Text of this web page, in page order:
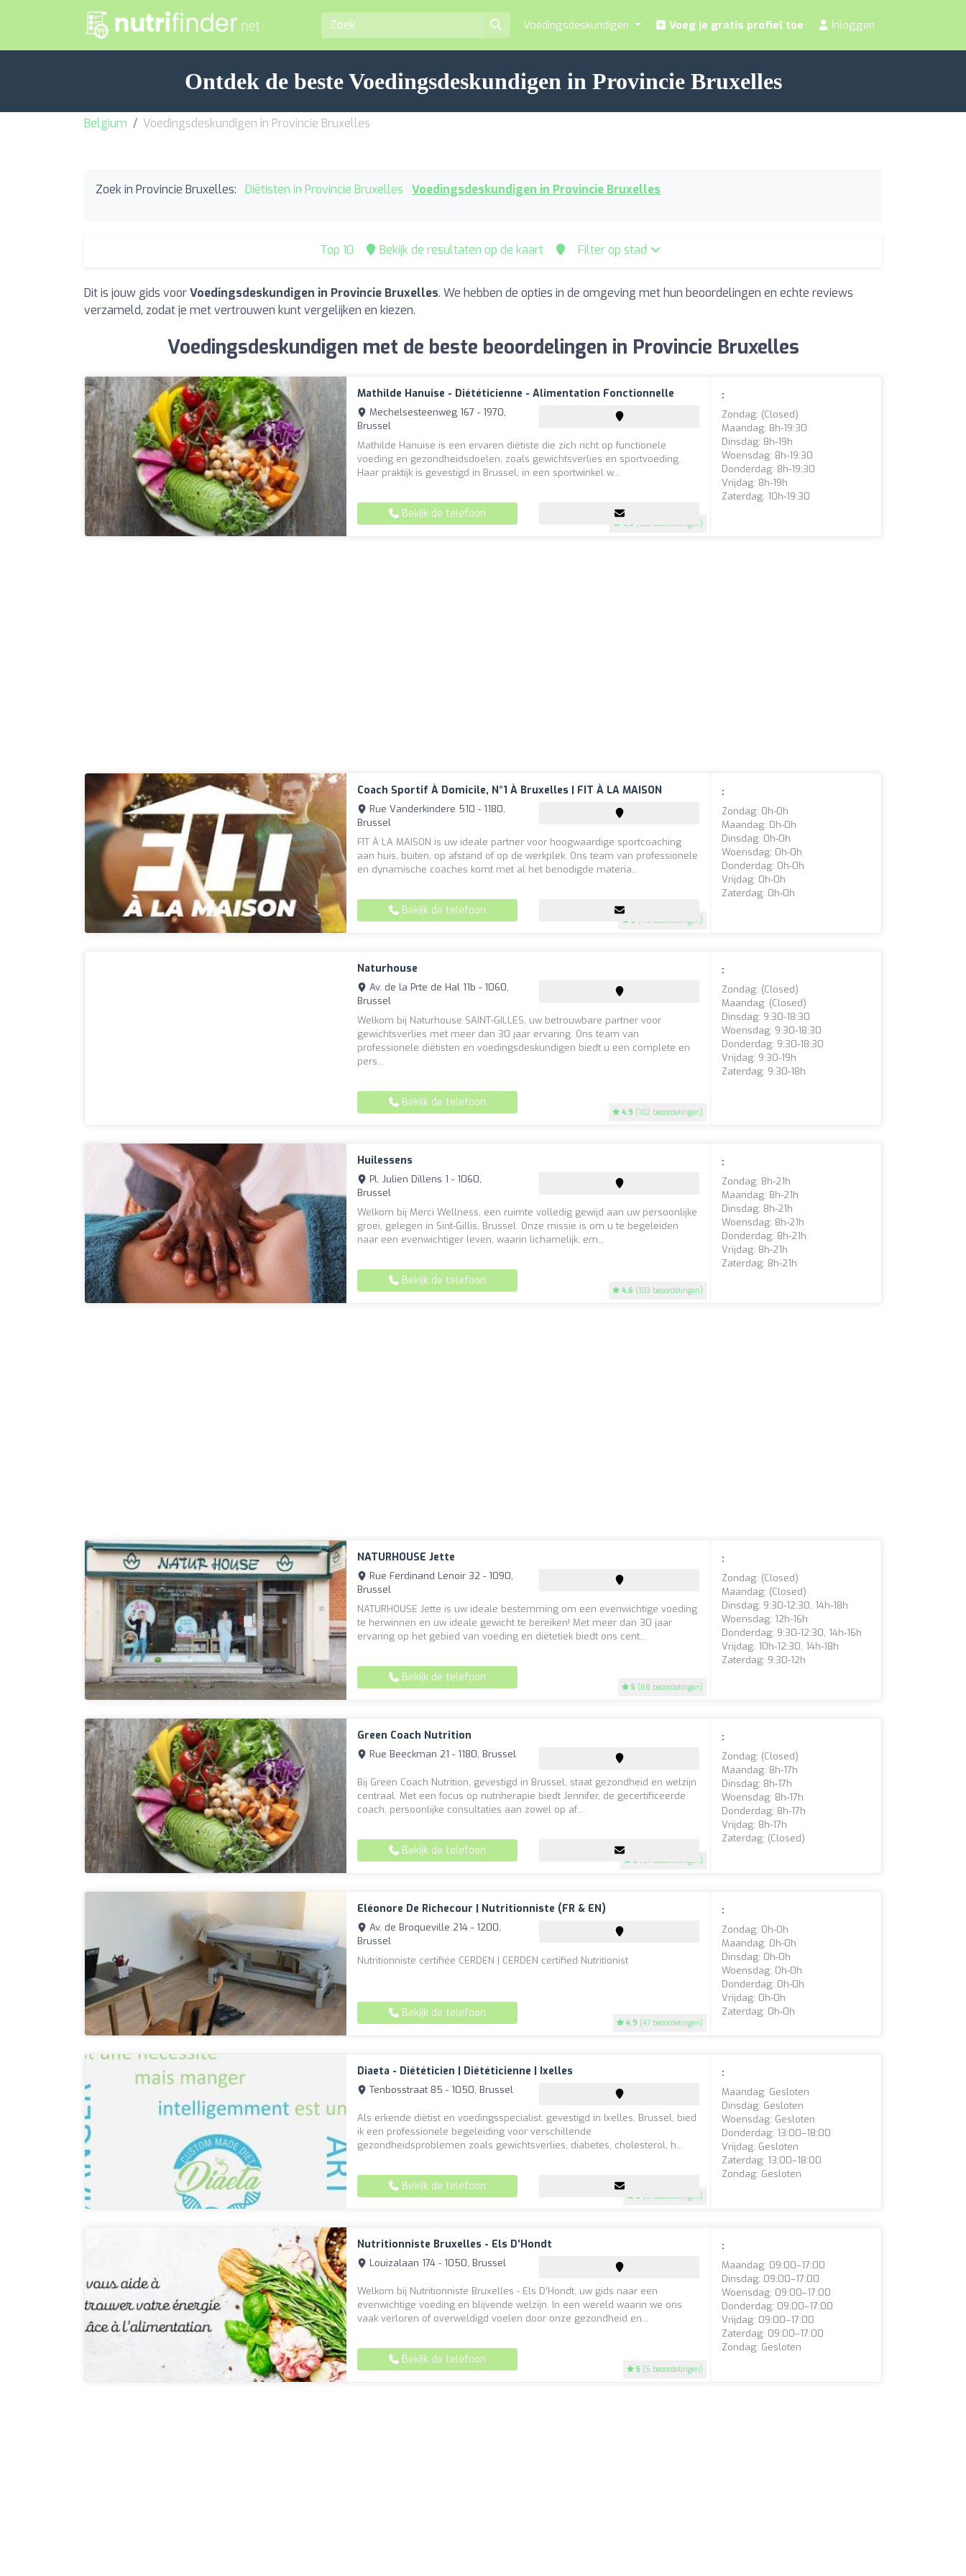
Voedingsdeskundigen Voeg je gratis profiel toe Inloggen
Ontdek de beste Voedingsdeskundigen in Provincie Bruxelles
Belgium Voedingsdeskundigen in Provincie Bruxelles
Zoek in Provincie Bruxelles: Diëtisten in Provincie Bruxelles Voedingsdeskundigen in Provincie Bruxelles
Top 10 Bekijk de resultaten op de kaart Filter op stad
Dit is jouw gids voorVoedingsdeskundigen in Provincie Bruxelles. We hebben de opties in de omgeving met hun beoordelingen en echte reviews
verzameld, zodat je met vertrouwen kunt vergelijken en kiezen.
Voedingsdeskundigen met de beste beoordelingen in Provincie Bruxelles
Mathilde Hanuise - Diététicienne - Alimentation Fonctionnelle
4.9 (132 beoordelingen)
Mechelsesteenweg 167 - 1970,
Brussel
Mathilde Hanuise is een ervaren diëtiste die zich richt op functionele
voeding en gezondheidsdoelen, zoals gewichtsverlies en sportvoeding.
Haar praktijk is gevestigd in Brussel, in een sportwinkel w...
Bekijk de telefoon
:
Zondag: (closed)
Maandag: 8h-19:30
Dinsdag: 8h-19h
Woensdag: 8h-19:30
Donderdag: 8h-19:30
Vrijdag: 8h-19h
Zaterdag: 10h-19:30
Coach Sportif À Domicile, N°1 À Bruxelles | FIT À LA MAISON
5 (113 beoordelingen)
Rue Vanderkindere 510 - 1180,
Brussel
FIT À LA MAISON is uw ideale partner voor hoogwaardige sportcoaching
aan huis, buiten, op afstand of op de werkplek. Ons team van professionele
en dynamische coaches komt met al het benodigde materia...
Bekijk de telefoon
:
Zondag: 0h-0h
Maandag: 0h-0h
Dinsdag: 0h-0h
Woensdag: 0h-0h
Donderdag: 0h-0h
Vrijdag: 0h-0h
Zaterdag: 0h-0h
Naturhouse
4.9 (102 beoordelingen)
Av. de la Prte de Hal 11b - 1060,
Brussel
Welkom bij Naturhouse SAINT-GILLES, uw betrouwbare partner voor
gewichtsverlies met meer dan 30 jaar ervaring. Ons team van
professionele diëtisten en voedingsdeskundigen biedt u een complete en
pers...
Bekijk de telefoon
:
Zondag: (closed)
Maandag: (closed)
Dinsdag: 9:30-18:30
Woensdag: 9:30-18:30
Donderdag: 9:30-18:30
Vrijdag: 9:30-19h
Zaterdag: 9:30-18h
Huilessens
4.6 (103 beoordelingen)
Pl. Julien Dillens 1 - 1060,
Brussel
Welkom bij Merci Wellness, een ruimte volledig gewijd aan uw persoonlijke
groei, gelegen in Sint-Gillis, Brussel. Onze missie is om u te begeleiden
naar een evenwichtiger leven, waarin lichamelijk, em...
Bekijk de telefoon
:
Zondag: 8h-21h
Maandag: 8h-21h
Dinsdag: 8h-21h
Woensdag: 8h-21h
Donderdag: 8h-21h
Vrijdag: 8h-21h
Zaterdag: 8h-21h
NATURHOUSE Jette
5 (68 beoordelingen)
Rue Ferdinand Lenoir 32 - 1090,
Brussel
NATURHOUSE Jette is uw ideale bestemming om een evenwichtige voeding
te herwinnen en uw ideale gewicht te bereiken! Met meer dan 30 jaar
ervaring op het gebied van voeding en diëtetiek biedt ons cent...
Bekijk de telefoon
:
Zondag: (closed)
Maandag: (closed)
Dinsdag: 9:30-12:30, 14h-18h
Woensdag: 12h-16h
Donderdag: 9:30-12:30, 14h-16h
Vrijdag: 10h-12:30, 14h-18h
Zaterdag: 9:30-12h
Green Coach Nutrition
5 (61 beoordelingen)
Rue Beeckman 21 - 1180, Brussel
Bij Green Coach Nutrition, gevestigd in Brussel, staat gezondheid en welzijn
centraal. Met een focus op nutriherapie biedt Jennifer, de gecertificeerde
coach, persoonlijke consultaties aan zowel op af...
Bekijk de telefoon
:
Zondag: (closed)
Maandag: 8h-17h
Dinsdag: 8h-17h
Woensdag: 8h-17h
Donderdag: 8h-17h
Vrijdag: 8h-17h
Zaterdag: (closed)
Eléonore De Richecour | Nutritionniste (FR & EN)
4.9 (47 beoordelingen)
Av. de Broqueville 214 - 1200,
Brussel
Nutritionniste certifiée CERDEN | CERDEN certified Nutritionist
Bekijk de telefoon
:
Zondag: 0h-0h
Maandag: 0h-0h
Dinsdag: 0h-0h
Woensdag: 0h-0h
Donderdag: 0h-0h
Vrijdag: 0h-0h
Zaterdag: 0h-0h
Diaeta - Diététicien | Diététicienne | Ixelles
5 (5 beoordelingen)
Tenbosstraat 85 - 1050, Brussel
Als erkende diëtist en voedingsspecialist, gevestigd in Ixelles, Brussel, bied
ik een professionele begeleiding voor verschillende
gezondheidsproblemen zoals gewichtsverlies, diabetes, cholesterol, h...
Bekijk de telefoon
:
Maandag: Gesloten
Dinsdag: Gesloten
Woensdag: Gesloten
Donderdag: 13:00–18:00
Vrijdag: Gesloten
Zaterdag: 13:00–18:00
Zondag: Gesloten
Nutritionniste Bruxelles - Els D’Hondt
5 (5 beoordelingen)
Louizalaan 174 - 1050, Brussel
Welkom bij Nutritionniste Bruxelles - Els D’Hondt, uw gids naar een
evenwichtige voeding en blijvende welzijn. In een wereld waarin we ons
vaak verloren of overweldigd voelen door onze gezondheid en...
Bekijk de telefoon
:
Maandag: 09:00–17:00
Dinsdag: 09:00–17:00
Woensdag: 09:00–17:00
Donderdag: 09:00–17:00
Vrijdag: 09:00–17:00
Zaterdag: 09:00–17:00
Zondag: Gesloten